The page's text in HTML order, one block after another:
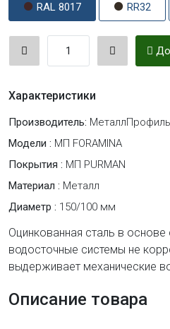
RAL 8017 RR32
Характеристики
Производитель: МеталлПрофиль
Модели : МП FORAMINA
Покрытия : МП PURMAN
Материал : Металл
Диаметр : 150/100 мм
Оцинкованная сталь в
водосточные системы не
выдерживает механические
Описание товара